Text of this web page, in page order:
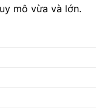
mô vừa và lớn.